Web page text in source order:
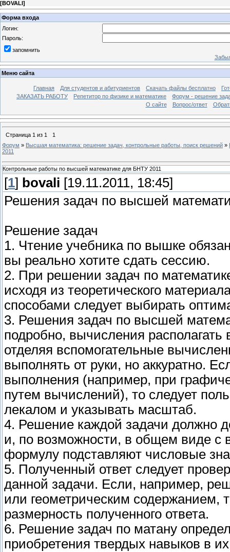
[BOVALI]
Форма входа
Логин:
Пароль:
запомнить
Меню сайта
Главная Для студентов и абитуриентов Скачать файлы бесплатно
ЗАКАЗАТЬ РАБОТУ
Репетитор по физике и математике
Форум - решение
О сайте
Вопрос/ответ
Страница 1 из 1
1
Форум » Высшая математика: решение задач, контрольные работы, поиск решений »
2011
Контрольные работы по высшей математике для БНТУ 2011
[1] bovali [19.11.2011, 18:45]
Решения задач по высшей
Решение задач
1. Чтение учебника по вышке
вы реально хотите сдать сессию.
2. При решении задач по
исходя из теоретического
способами следует выбирать
3. Решения задач по высшей
подробно, вычисления
отделяя вспомогательные
выполнять от руки, но аккуратно.
выполнения (например, при
путем вычислений), то следует
лекалом и указывать масштаб.
4. Решение каждой задачи должно
и, по возможности, в общем виде
формулу подставляют числовые
5. Полученный ответ следует
данной задачи. Если, например,
или геометрическим содержанием,
размерность полученного ответа.
6. Решение задач по матану
приобретения твердых навыков в